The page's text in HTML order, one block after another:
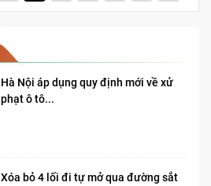
Hà Nội áp dụng quy định mới về xử
phạt ô tô...
Xóa bỏ 4 lối đi tự mở qua đường sắt